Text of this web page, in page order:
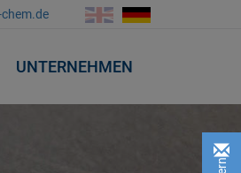
UNTERNEHMEN